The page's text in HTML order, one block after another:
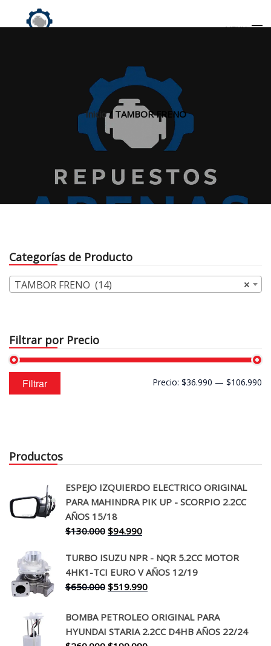
MENU
Inicio/ TAMBOR FRENO
Categorías de Producto
×
TAMBOR FRENO (14)
Filtrar por Precio
Precio
mínimo
Precio
máximo
Filtrar Precio: $36.990 — $106.990
Productos
ESPEJO IZQUIERDO ELECTRICO ORIGINAL
PARA MAHINDRA PIK UP - SCORPIO 2.2CC
AÑOS 15/18
$130.000 El
original
era:
$130.000.
$94.990El
actual
es:
$94.990.
TURBO ISUZU NPR - NQR 5.2CC MOTOR
4HK1-TCI EURO V AÑOS 12/19
$650.000 El
original
era:
$519.990El
actual
es:
BOMBA PETROLEO ORIGINAL PARA
HYUNDAI STARIA 2.2CC D4HB AÑOS 22/24